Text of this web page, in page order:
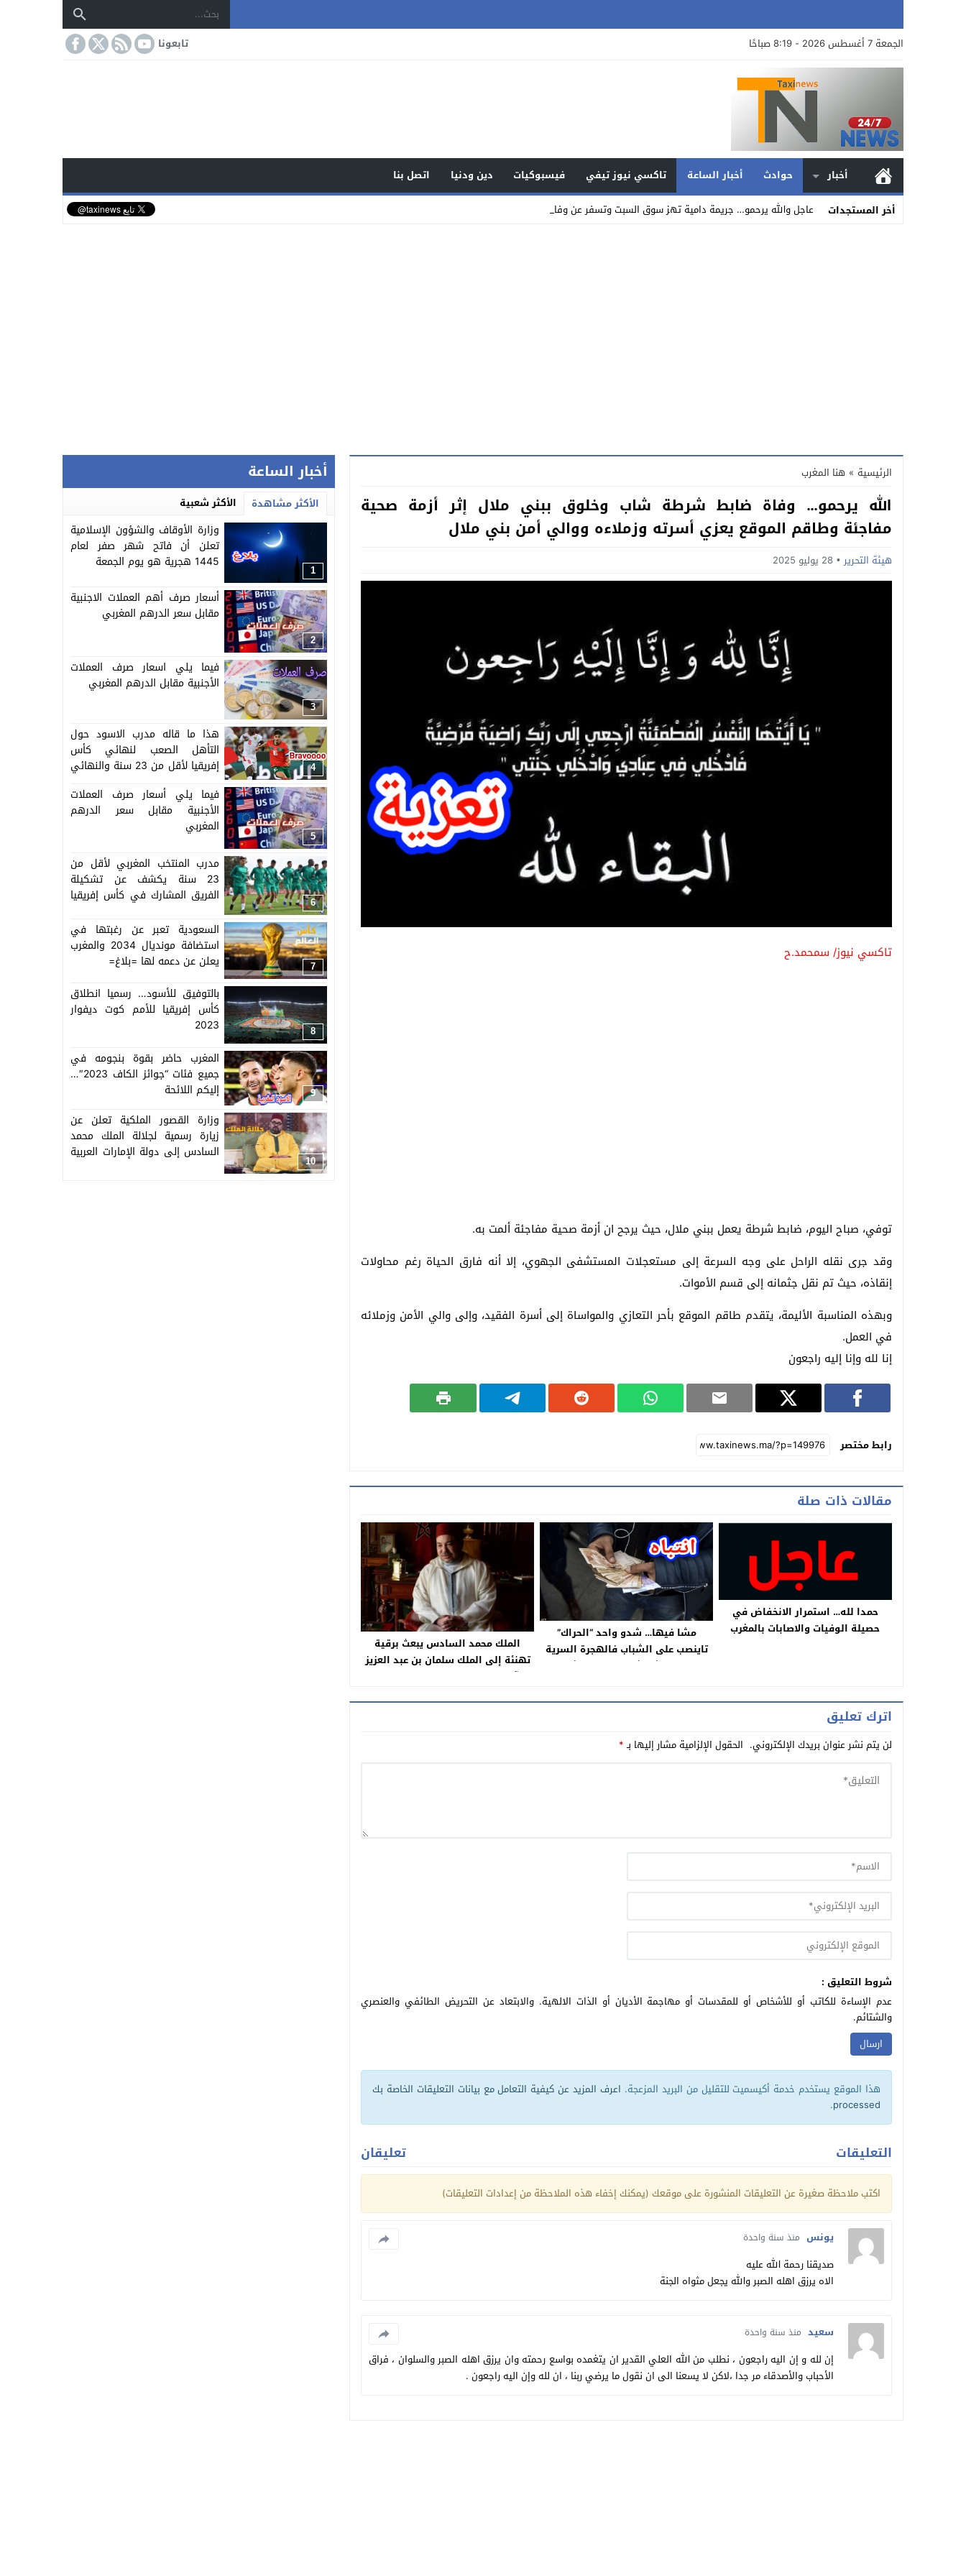
الجمعة 7 أغسطس 2026 - 8:19 صباحًا تابعونا
أخبار حوادث أخبار الساعة تاكسي نيوز تيفي فيسبوكيات دين ودنيا
اتصل بنا
أخر المستجدات
عاجل والله يرحمو… جريمة دامية تهز سوق السبت وتسفر عن وفاة واصابات وا_
الرئيسية » هنا المغرب
الله يرحمو… وفاة ضابط شرطة شاب وخلوق ببني ملال إثر أزمة صحية
مفاجئة وطاقم الموقع يعزي أسرته وزملاءه ووالي أمن بني ملال
هيئة التحرير 28 يوليو 2025
تاكسي نيوز/ سمحمد.ح
توفي، صباح اليوم، ضابط شرطة يعمل ببني ملال، حيث يرجح ان أزمة صحية مفاجئة ألمت به.
وقد جرى نقله الراحل على وجه السرعة إلى مستعجلات المستشفى الجهوي، إلا أنه فارق الحياة رغم محاولات
إنقاذه، حيث تم نقل جثمانه إلى قسم الأموات.
وبهذه المناسبة الأليمة، يتقدم طاقم الموقع بأحر التعازي والمواساة إلى أسرة الفقيد، وإلى والي الأمن وزملائه
في العمل.
إنا لله وإنا إليه راجعون
رابط مختصر
مقالات ذات صلة
حمدا لله… استمرار الانخفاض في
حصيلة الوفيات والاصابات بالمغرب
مشا فيها… شدو واحد “الحراك”
تاينصب على الشباب فالهجرة السرية
ولقاوه روشيرشي فقضايا الشيكات
الملك محمد السادس يبعث برقية
تهنئة إلى الملك سلمان بن عبد العزيز
آل سعود عاهل المملكة العربية
اترك تعليق
لن يتم نشر عنوان بريدك الإلكتروني. الحقول الإلزامية مشار إليها بـ*
شروط التعليق :
عدم الإساءة للكاتب أو للأشخاص أو للمقدسات أو مهاجمة الأديان أو الذات الالهية. والابتعاد عن التحريض الطائفي والعنصري
والشتائم.
هذا الموقع يستخدم خدمة أكيسميت للتقليل من البريد المزعجة. اعرف المزيد عن كيفية التعامل مع بيانات التعليقات الخاصة بك
processed
.
التعليقات تعليقان
اكتب ملاحظة صغيرة عن التعليقات المنشورة على موقعك (يمكنك إخفاء هذه الملاحظة من إعدادات التعليقات)
يونس منذ سنة واحدة
صديقنا رحمة الله عليه
الاه يرزق اهله الصبر والله يجعل مثواه الجنة
سعيد منذ سنة واحدة
إن لله و إن اليه راجعون ، نطلب من الله العلي القدير ان يتغمده بواسع رحمته وان يرزق اهله الصبر والسلوان ، فراق
الأحباب والأصدقاء مر جدا ،لاكن لا يسعنا الى ان نقول ما يرضي ربنا ، ان لله وإن اليه راجعون .
أخبار الساعة
الأكثر مشاهدة الأكثر شعبية
1
وزارة الأوقاف والشؤون الإسلامية
تعلن أن فاتح شهر صفر لعام
1445 هجرية هو يوم الجمعة
2
أسعار صرف أهم العملات الاجنبية
مقابل سعر الدرهم المغربي
3
فيما يلي اسعار صرف العملات
الأجنبية مقابل الدرهم المغربي
4
هذا ما قاله مدرب الاسود حول
التأهل الصعب لنهائي كأس
إفريقيا لأقل من 23 سنة والنهائي
5
فيما يلي أسعار صرف العملات
الأجنبية مقابل سعر الدرهم
المغربي
6
مدرب المنتخب المغربي لأقل من
23 سنة يكشف عن تشكيلة
الفريق المشارك في كأس إفريقيا
7
السعودية تعبر عن رغبتها في
استضافة مونديال 2034 والمغرب
يعلن عن دعمه لها =بلاغ=
8
بالتوفيق للأسود… رسميا انطلاق
كأس إفريقيا للأمم كوت ديفوار
2023
9
المغرب حاضر بقوة بنجومه في
جميع فئات “جوائز الكاف 2023″…
إليكم اللائحة
10
وزارة القصور الملكية تعلن عن
زيارة رسمية لجلالة الملك محمد
السادس إلى دولة الإمارات العربية